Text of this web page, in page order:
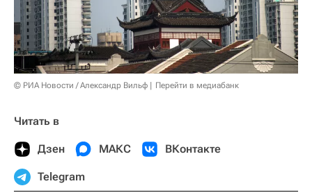
© РИА Новости / Александр Вильф Перейти в медиабанк
Читать в
Дзен МАКС ВКонтакте
Telegram